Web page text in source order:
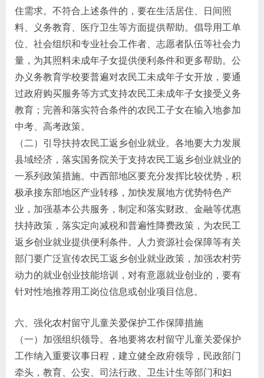
住需求。不符合上述条件的，要在生活居住、日间照
料、义务教育、医疗卫生等方面提供帮助。倡导用工单
位、社会组织和专业社会工作者、志愿者队伍等社会力
量，为其照料未成年子女提供便利条件和更多帮助。公
办义务教育学校要普遍对农民工未成年子女开放，要通
过政府购买服务等方式支持农民工未成年子女接受义务
教育；完善和落实符合条件的农民工子女在输入地参加
中考、高考政策。
（二）引导扶持农民工返乡创业就业。各地要大力发展
县域经济，落实国务院关于支持农民工返乡创业就业的
一系列政策措施。中西部地区要充分发挥比较优势，积
极承接东部地区产业转移，加快发展地方优势特色产
业，加强基本公共服务，制定和落实财政、金融等优惠
扶持政策，落实定向减税和普遍性降费政策，为农民工
返乡创业就业提供便利条件。人力资源社会保障等有关
部门要广泛宣传农民工返乡创业就业政策，加强农村劳
动力的就业创业技能培训，对有意愿就业创业的，要有
针对性地推荐用工岗位信息或创业项目信息。
六、强化农村留守儿童关爱保护工作保障措施
（一）加强组织领导。各地要将农村留守儿童关爱保护
工作纳入重要议事日程，建立健全政府领导，民政部门
牵头，教育、公安、司法行政、卫生计生等部门和妇